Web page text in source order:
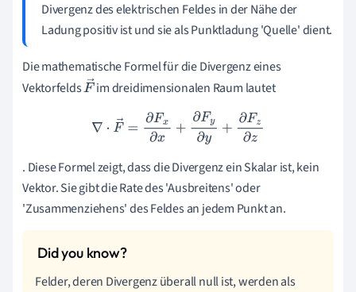
Divergenz des elektrischen Feldes in der Nähe der
Ladung positiv ist und sie als Punktladung 'Quelle' dient.
Die mathematische Formel für die Divergenz eines
VektorfeldsF im dreidimensionalen Raum lautet
∇⋅F→ ∂Fx∂x ∂ y∂y+∂ Fz z
. Diese Formel zeigt, dass die Divergenz ein Skalar ist, kein
Vektor. Sie gibt die Rate des 'Ausbreitens' oder
'Zusammenziehens' des Feldes an jedem Punkt an.
Felder, deren Divergenz überall null ist, werden als